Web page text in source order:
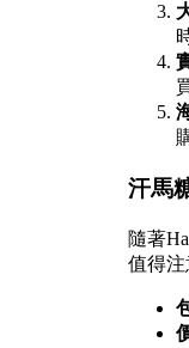
汗馬
隨著
值得注